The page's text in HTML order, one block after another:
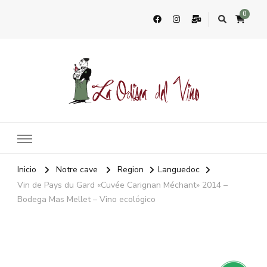
0
Inicio Notre cave Region
Languedoc
Vin de Pays du Gard «Cuvée Carignan Méchant» 2014 –
Bodega Mas Mellet – Vino ecológico